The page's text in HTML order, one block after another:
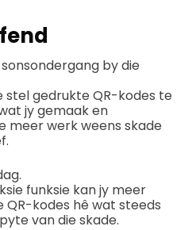
by die
stel gedrukte QR-kodes te
jy gemaak en
meer werk weens skade
funksie kan jy meer
QR-kodes hê wat steeds
van die skade.